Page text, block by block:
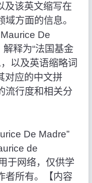
及该英文缩写在
方面的信息。
De
解释为“法国基金
以及英语缩略词
对应的中文拼
流行度和相关分
De Madre”
de
于网络，仅供学
者所有。【内容